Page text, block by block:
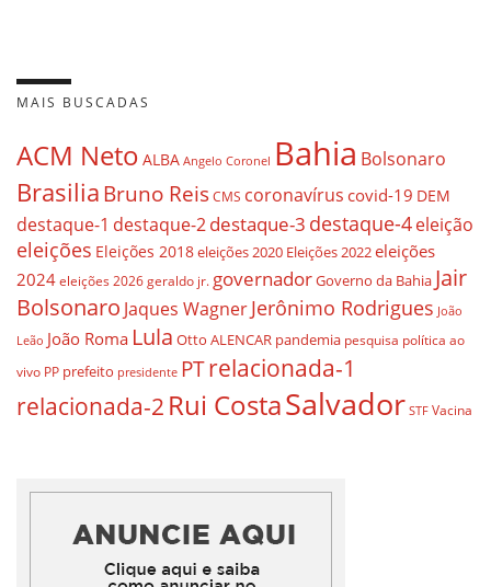
MAIS BUSCADAS
ACM Neto ALBA Angelo Coronel Bahia Bolsonaro
BrasiliaBruno ReisCMS coronavírus covid-19 DEM
destaque-1 destaque-2destaque-3 destaque-4eleição
eleições Eleições 2018eleições 2020 Eleições 2022eleições
2024 eleições 2026 geraldo jr. governadorGoverno da Bahia Jair
Bolsonaro Jaques WagnerJerônimo Rodrigues João
Leão João Roma Lula Otto ALENCAR pandemia pesquisa política ao
vivo PP prefeito presidente PTrelacionada-1
relacionada-2 Rui CostaSalvador STF Vacina